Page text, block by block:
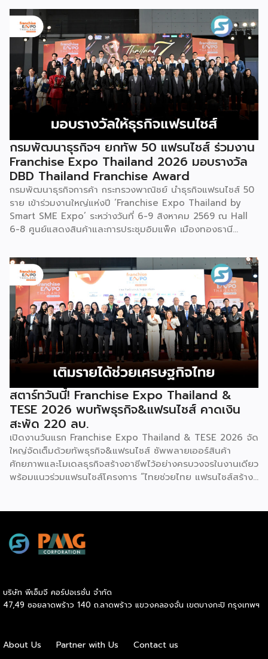
โจว” ซึ่งทรงคุณค่าเป็นยิ่งกว่าการแสดง เพราะทำหน้าที่จดบันทึก
ประวัติศาสตร์การอพยพย้ายถิ่นฐาน สะท้อนภูมิปัญญาทาง
วัฒนธรรมอันรุ่มรวย และตอกย้ำจิตวิญญาณอันแข็งแกร่งของ
ชนเผ่าเหมียวไว้ได้อย่างงดงาม ตำนานเล่าว่า ยามอพยพย้าย
ถิ่นฐานในอดีตกาล เส้นทางของชาวเหมียวต้องเผชิญกับเทือกเขา
สูงชันและพงหนามรกร้าง เพื่อเปิดทางให้เพื่อนพ้องเดินทางผ่าน
พงไพร เหล่าผู้กล้าหาญจึงใช้ร่างกายของตนกลิ้งทับพงหนาม
อย่างไม่เกรงกลัวเพื่อถางทางให้คนในเผ่า ด้วยเหตุนี้ คนรุ่นหลังจึง
ได้จำลองท่วงท่าการกลิ้งตัวดังกล่าวมาต่อยอดและรังสรรค์เป็น
ระบำลู่เซิงอันเป็นเอกลักษณ์ เพื่อรำลึกถึงความกล้าหาญและหยาด
เหงื่อแรงกายของบรรพบุรุษ โดยทุกท่วงท่าการกลิ้งตัวคือการ
คารวะต่อบรรพชน และทุกการกระโดดสะท้อนถึงจิตวิญญาณอัน
แรงกล้าของชนเผ่าเหมียว กุนซานจูถือเป็นหนึ่งในศิลปะการ
เต้นรำที่ปราบเซียนและท้าทายที่สุดของชนเผ่าเหมียว ผู้แสดงจะ
สวมเสื้อนอกสีขาวปักลายอันประณีต และสวมหมวกขนไก่ฟ้า
พร้อมบรรเลงลู่เซิงแบบ 6 ท่อ จุดที่ท้าทายที่สุดคือเสียงเพลงจะ
ต้องพลิ้วไหวอย่างต่อเนื่อง นักเต้นจึงต้องเป่าลู่เซิงอย่าง
สม่ำเสมอโดยไม่สะดุด แม้ในยามที่ต้องโลดโผนด้วยท่วงท่าที่ยาก
ผ่านชามใส่น้ำที่วางเรียงเอาไว้ โดยต้องทรงตัวด้วยความแม่นยำ
อย่างน่าอัศจรรย์ พร้อมรังสรรค์ลีลาท่ารำอันตื่นตาตื่นใจ ไม่ว่าจะ
เป็นท่านางแอ่นบิน พีระมิดมนุษย์ หรือท่ามังกรพลิกกาย การ
ผสานท่วงทำนอง การเคลื่อนไหว ลมหายใจ และพละกำลังเข้าด้วย
กันอย่างสมบูรณ์แบบนี้เอง ที่หล่อหลอมให้เกิดเป็นสุนทรียศาสตร์
อันเป็นเอกลักษณ์ของศิลปะโบราณชนิดนี้ นับตั้งแต่คริสต์
ทศวรรษ 1990 เป็นต้นมา กุนซานจูได้รับการยอมรับอย่างกว้าง
ขวางทั้งในและต่างประเทศ […]
กรมพัฒนาธุรกิจฯ ยกทัพ 50 แฟรนไชส์ ร่วมงาน
Franchise Expo Thailand 2026 มอบรางวัล
DBD Thailand Franchise Award
กรมพัฒนาธุรกิจการค้า กระทรวงพาณิชย์ นำธุรกิจแฟรนไชส์ 50
ราย เข้าร่วมงานใหญ่แห่งปี ‘Franchise Expo Thailand by
Smart SME Expo’ ระหว่างวันที่ 6-9 สิงหาคม 2569 ณ Hall
6-8 ศูนย์แสดงสินค้าและการประชุมอิมแพ็ค เมืองทองธานี
2026 ให้แก่ผู้ประกอบธุรกิจแฟรนไชส์ที่อยู่ในการส่งเสริมสนับสนุน
ของกรมฯ นายพูนพงษ์ นัยนาภากรณ์ อธิบดีกรมพัฒนาธุรกิจ
การค้า กระทรวงพาณิชย์ เปิดเผยภายหลังเป็นประธานเปิดงาน
“งานแฟรนไชส์ เอ็กซ์โป ไทยแลนด์ บาย สมาร์ท เอสเอ็มอี เอ็กซ์
โป (Franchise Expo Thailand by Smart SME Expo)” ซึ่ง
เป็นงานแสดงธุรกิจแฟรนไชส์ชั้นนำที่จัดขึ้นโดย บริษัท พีเอ็มจี
คอร์ปอเรชัน จำกัด เพื่อยกระดับศักยภาพของผู้ประกอบการและ
เจ้าของธุรกิจที่ต้องการขยายกิจการผ่านระบบแฟรนไชส์ […]
สตาร์ทวันนี้! Franchise Expo Thailand &
TESE 2026 พบทัพธุรกิจ&แฟรนไชส์ คาดเงิน
สะพัด 220 ลบ.
เปิดงานวันแรก Franchise Expo Thailand & TESE 2026 จัด
ใหญ่จัดเต็มด้วยทัพธุรกิจ&แฟรนไชส์ ซัพพลายเออร์สินค้า
ศักยภาพและโมเดลธุรกิจสร้างอาชีพไว้อย่างครบวงจรในงานเดียว
พร้อมแนวร่วมแฟรนไชส์โครงการ “ไทยช่วยไทย แฟรนไชส์สร้าง
ความรู้โดยผู้ทรงคุณวุฒิคับคั่ง และกิจกรรมเจรจาจับคู่ธุรกิจทั้งใน
และต่างประเทศ งานจัดต่อเนื่องระหว่างวันที่ 6-9 สิงหาคมนี้ ที่
ธุรกิจการค้า กระทรวงพาณิชย์ กล่าวว่า งาน ” Franchise Expo
Thailand & Thailand E-Commerce Selection Expo
บริษัท พีเอ็มจี คอร์ปอเรชั่น จำกัด
47,49 ซอยลาดพร้าว 140 ถ.ลาดพร้าว แขวงคลองจั่น เขตบางกะปิ กรุงเทพฯ
About Us Partner with Us Contact us